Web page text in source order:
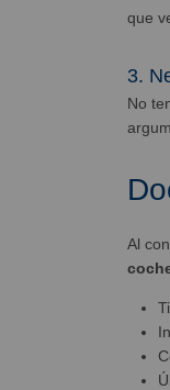
que
3.
No
Al